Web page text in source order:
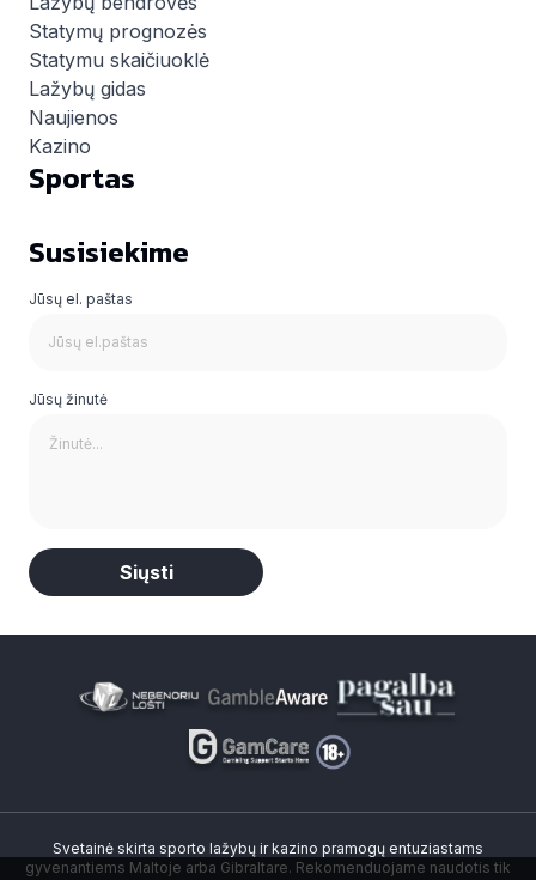
Statymų prognozės
Statymu skaičiuoklė
Lažybų gidas
Naujienos
Kazino
Sportas
Susisiekime
Jūsų el. paštas
Jūsų žinutė
Svetainė skirta sporto lažybų ir kazino pramogų entuziastams
gyvenantiems Maltoje arba Gibraltare. Rekomenduojame naudotis tik